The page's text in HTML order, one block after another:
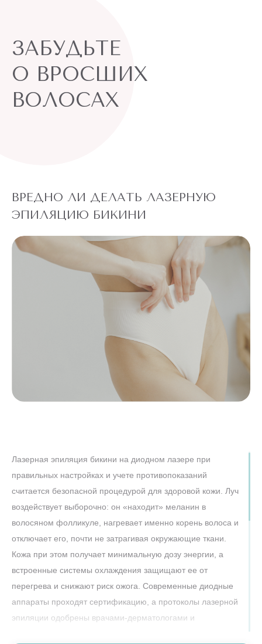
ЗАБУДЬТЕ
О ВРОСШИХ
ВОЛОСАХ
ВРЕДНО ЛИ ДЕЛАТЬ ЛАЗЕРНУЮ
ЭПИЛЯЦИЮ БИКИНИ
Лазерная эпиляция бикини на диодном лазере при
правильных настройках и учете противопоказаний
считается безопасной процедурой для здоровой кожи. Луч
воздействует выборочно: он «находит» меланин в
волосяном фолликуле, нагревает именно корень волоса и
отключает его, почти не затрагивая окружающие ткани.
Кожа при этом получает минимальную дозу энергии, а
встроенные системы охлаждения защищают ее от
перегрева и снижают риск ожога. Современные диодные
аппараты проходят сертификацию, а протоколы лазерной
эпиляции одобрены врачами-дерматологами и